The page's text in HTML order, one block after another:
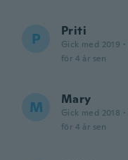
P Priti
Gick med 2019 ·
för 4 år sen
M Mary
Gick med 2018 ·
för 4 år sen